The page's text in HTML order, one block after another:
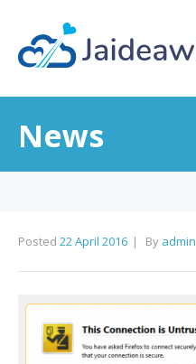
News
Posted 22 April 2016 By admin